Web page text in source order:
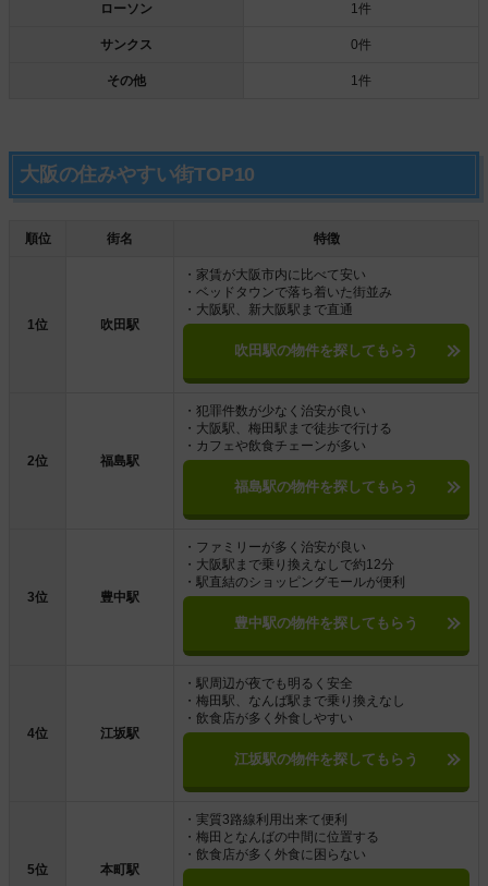
ローソン 1件
サンクス 0件
その他 1件
大阪の住みやすい街TOP10
順位 街名 特徴
1位 吹田駅
・家賃が大阪市内に比べて安い
・ベッドタウンで落ち着いた街並み
・大阪駅、新大阪駅まで直通
吹田駅の物件を探してもらう
2位 福島駅
・犯罪件数が少なく治安が良い
・大阪駅、梅田駅まで徒歩で行ける
・カフェや飲食チェーンが多い
福島駅の物件を探してもらう
3位 豊中駅
・ファミリーが多く治安が良い
・大阪駅まで乗り換えなしで約12分
・駅直結のショッピングモールが便利
豊中駅の物件を探してもらう
4位 江坂駅
・駅周辺が夜でも明るく安全
・梅田駅、なんば駅まで乗り換えなし
・飲食店が多く外食しやすい
江坂駅の物件を探してもらう
5位 本町駅
・実質3路線利用出来て便利
・梅田となんばの中間に位置する
・飲食店が多く外食に困らない